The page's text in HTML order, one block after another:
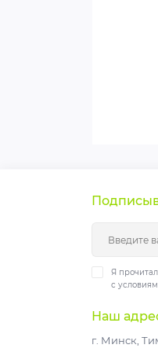
Я прочитал
с
Наш
г. Минск,